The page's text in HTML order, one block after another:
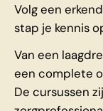
Volg een
stap je kennis
Van een
een complete
De cursussen